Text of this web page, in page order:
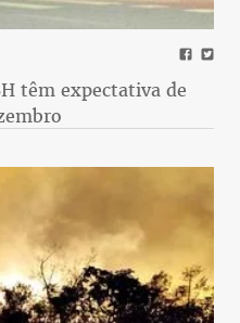
têm expectativa de